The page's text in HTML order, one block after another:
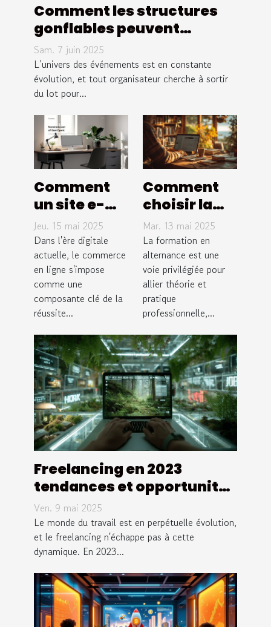
Comment les structures
gonflables peuvent
booster votre visibilité
lors d'événements
Sam. 7 juin 2025
L’univers des événements est en constante
évolution, et tout organisateur cherche à sortir
du lot pour...
Comment
un site e-
commerce
sur mesure
peut
dynamiser
vos ventes
en ligne
Jeu. 15 mai 2025
Dans l'ère digitale
actuelle, le commerce
en ligne s'impose
comme une
composante clé de la
réussite...
Comment
choisir la
bonne
formation
en
alternance
pour votre
carrière
Mar. 13 mai 2025
La formation en
alternance est une
voie privilégiée pour
allier théorie et
pratique
professionnelle,...
Freelancing en 2023
tendances et opportunités
dans un marché
dynamique
Ven. 9 mai 2025
Le monde du travail est en perpétuelle évolution,
et le freelancing n'échappe pas à cette
dynamique. En 2023...